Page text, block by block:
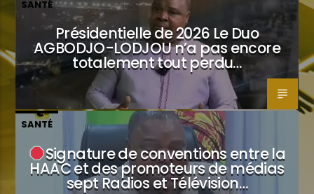
SANTÉ
Présidentielle de 2026 Le Duo
AGBODJO-LODJOU n’a pas encore
totalement tout perdu…
SANTÉ
Signature de conventions entre la
HAAC et des promoteurs de médias
sept Radios et Télévision…